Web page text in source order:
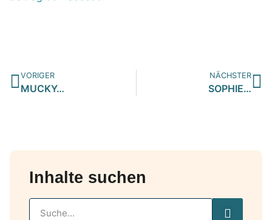
VORIGER
MUCKY…
NÄCHSTER
SOPHIE…
Inhalte suchen